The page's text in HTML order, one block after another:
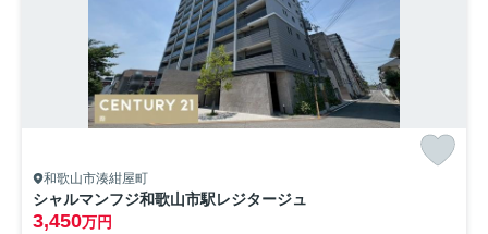
和歌山市湊紺屋町
シャルマンフジ和歌山市駅レジタージュ
3,450万円